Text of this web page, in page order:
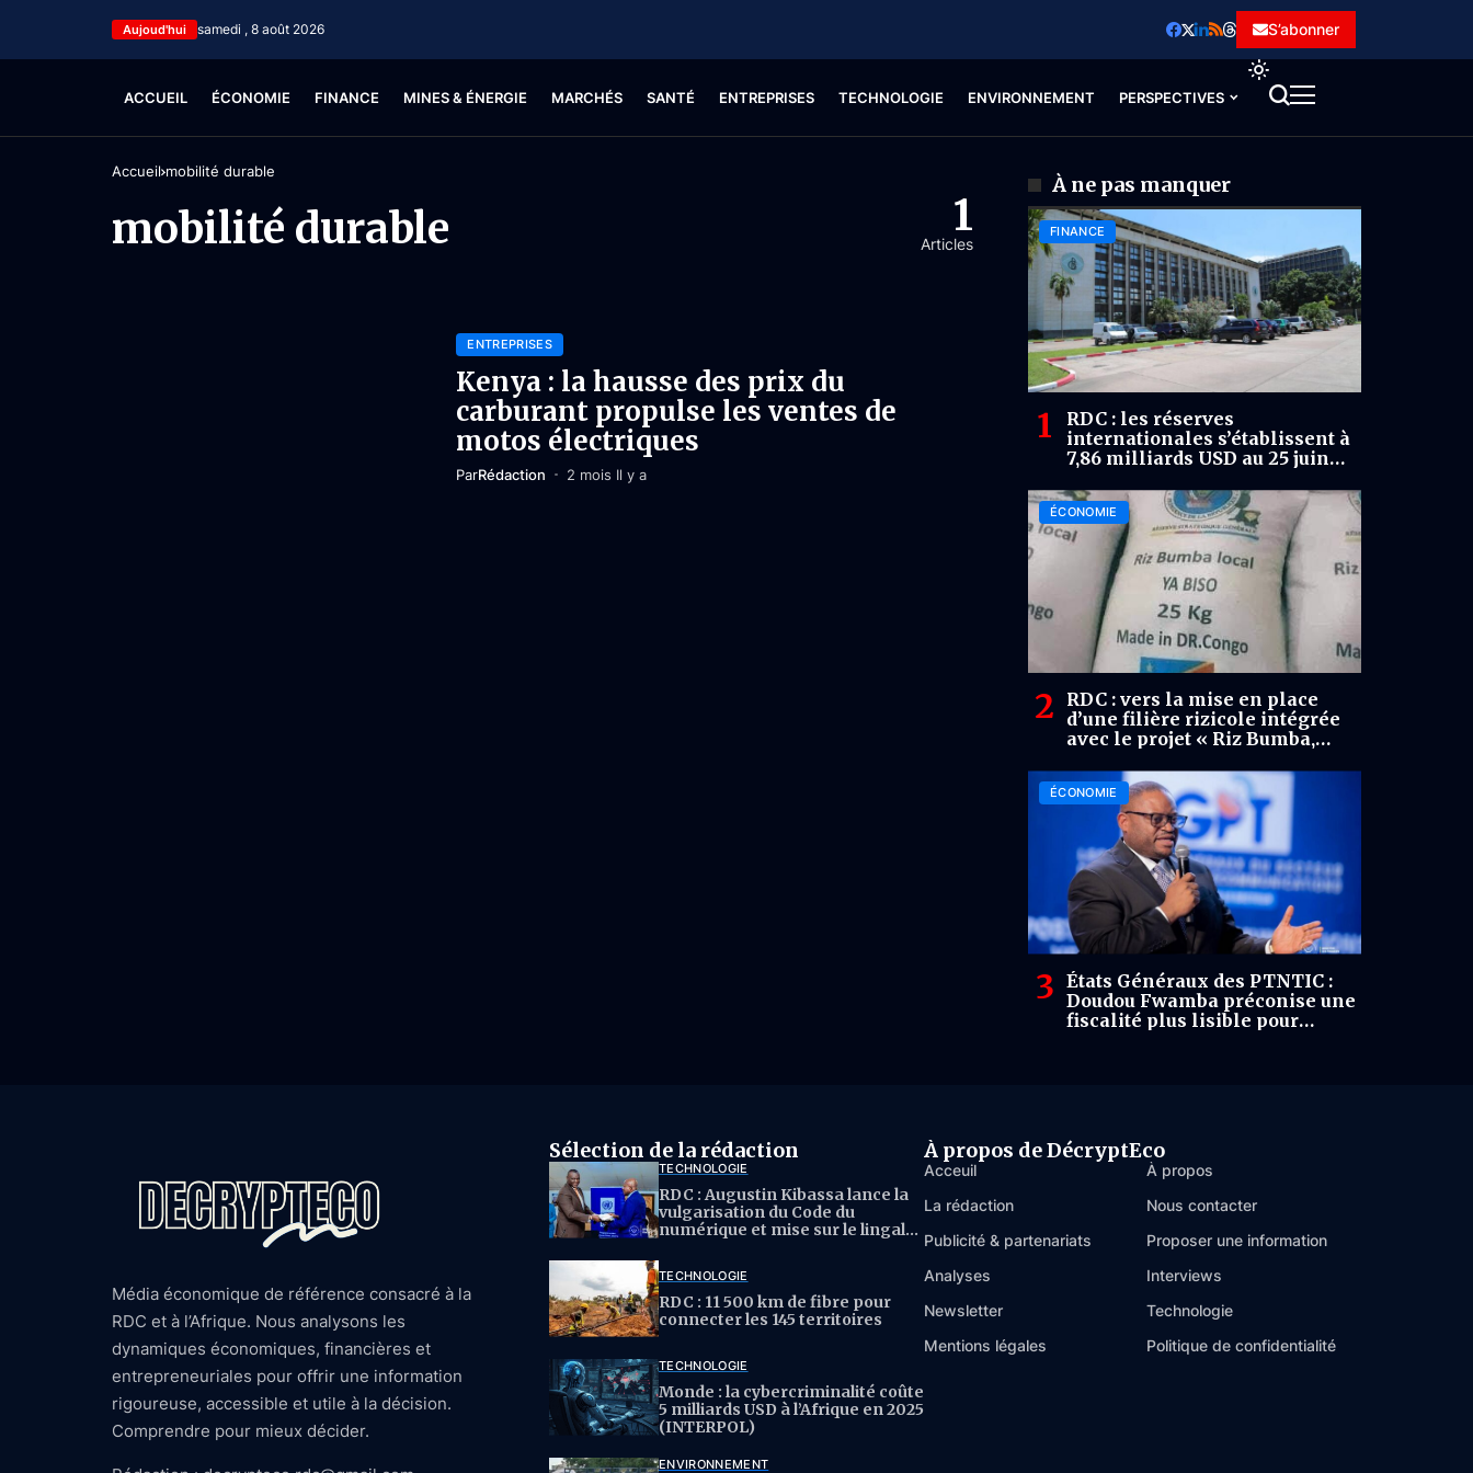
Aujoud'hui samedi , 8 août 2026 S’abonner
ACCUEIL ÉCONOMIE FINANCE MINES & ÉNERGIE MARCHÉS SANTÉ ENTREPRISES TECHNOLOGIE ENVIRONNEMENT PERSPECTIVES
Accueil mobilité durable
mobilité durable 1
Articles
ENTREPRISES
Kenya : la hausse des prix du
carburant propulse les ventes de
motos électriques
ParRédaction 2 mois Il y a
À ne pas manquer
FINANCE
RDC : les réserves
internationales s’établissent à
7,86 milliards USD au 25 juin
ÉCONOMIE
RDC : vers la mise en place
d’une filière rizicole intégrée
avec le projet « Riz Bumba,
ÉCONOMIE
États Généraux des PTNTIC :
Doudou Fwamba préconise une
fiscalité plus lisible pour
Média économique de référence consacré à la
RDC et à l’Afrique. Nous analysons les
dynamiques économiques, financières et
entrepreneuriales pour offrir une information
rigoureuse, accessible et utile à la décision.
Comprendre pour mieux décider.
Sélection de la rédaction
TECHNOLOGIE
RDC : Augustin Kibassa lance la
vulgarisation du Code du
numérique et mise sur le lingala
TECHNOLOGIE
RDC : 11 500 km de fibre pour
connecter les 145 territoires
TECHNOLOGIE
Monde : la cybercriminalité coûte
5 milliards USD à l’Afrique en 2025
(INTERPOL)
ENVIRONNEMENT
À propos de DécryptEco
Acceuil
À propos
La rédaction
Nous contacter
Publicité & partenariats
Proposer une information
Analyses
Interviews
Newsletter
Technologie
Mentions légales
Politique de confidentialité